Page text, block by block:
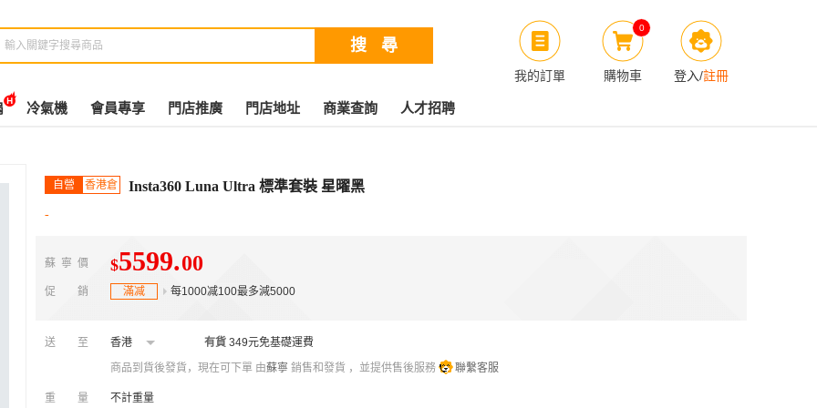
我的訂單
0
購物車 登入/註冊
冷氣機 會員專享 門店推廣 門店地址 商業查詢 人才招聘
自營 香港倉 Insta360 Luna Ultra 標準套裝 星曜黑
-
蘇寧價 $5599.00
促銷 滿减 每1000减100最多減5000
送至 香港 有貨 349元免基礎運費
商品到貨後發貨，現在可下單 由蘇寧 銷售和發貨 ，並提供售後服務 聯繫客服
重量 不計重量